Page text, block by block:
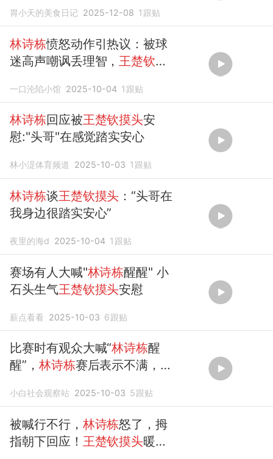
胃小天的美食日记 2025-12-08 1 跟贴
林诗栋愤怒动作引热议：被球
迷高声嘲讽丢理智， 王楚钦摸
一口沦陷小馆 2025-10-04 1 跟贴
林诗栋回应被王楚钦摸头安
慰:"头哥"在感觉踏实安心
林小湜体育频道 2025-10-03 1 跟贴
林诗栋谈王楚钦摸头 ：“头哥在
我身边很踏实安心”
夜里的海d 2025-10-04 1 跟贴
赛场有人大喊"林诗栋醒醒" 小
石头生气王楚钦摸头安慰
薪点看看 2025-10-03 6跟贴
比赛时有观众大喊“林诗栋醒
醒”，林诗栋赛后表示不满， 王
可以有自己的支持，但不要攻
击其他运动员
小白社会观察站 2025-10-03 5跟贴
被喊行不行， 林诗栋怒了，拇
指朝下回应！ 王楚钦摸头暖心